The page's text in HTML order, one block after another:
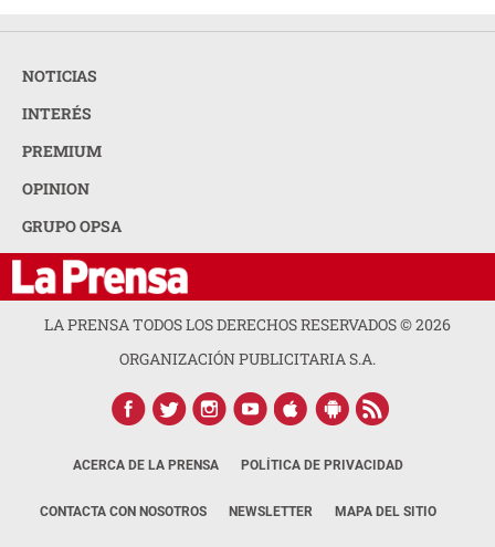
NOTICIAS
INTERÉS
PREMIUM
OPINION
GRUPO OPSA
LA PRENSA TODOS LOS DERECHOS RESERVADOS ©2026
ORGANIZACIÓN PUBLICITARIA S.A.
ACERCA DE LA PRENSA POLÍTICA DE PRIVACIDAD
CONTACTA CON NOSOTROS NEWSLETTER MAPA DEL SITIO